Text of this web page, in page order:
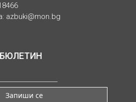
azbuki@mon.bg
Запиши се